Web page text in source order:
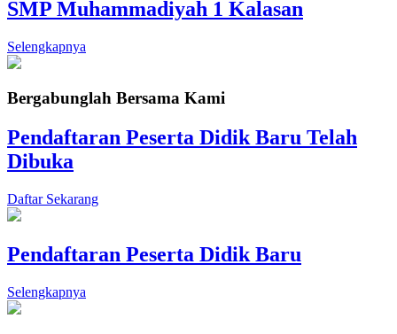
SMP Muhammadiyah 1 Kalasan
Selengkapnya
Bergabunglah Bersama Kami
Pendaftaran Peserta Didik Baru Telah
Dibuka
Daftar Sekarang
Pendaftaran Peserta Didik Baru
Selengkapnya